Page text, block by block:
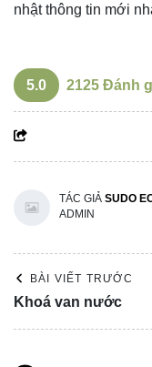
nhật thông tin mới
5.0 2125 Đánh
TÁC GIẢ SUDO
ADMIN
BÀI VIẾT TRƯỚC
Khoá van nước